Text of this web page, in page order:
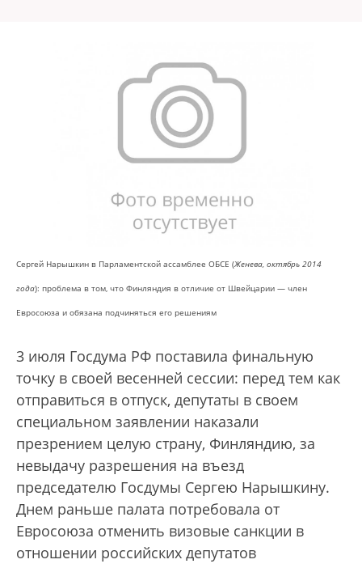
Сергей Нарышкин в Парламентской ассамблее ОБСЕ (Женева, октябрь 2014
года): проблема в том, что Финляндия в отличие от Швейцарии — член
Евросоюза и обязана подчиняться его решениям
3 июля Госдума РФ поставила финальную
точку в своей весенней сессии: перед тем как
отправиться в отпуск, депутаты в своем
специальном заявлении наказали
презрением целую страну, Финляндию, за
невыдачу разрешения на въезд
председателю Госдумы Сергею Нарышкину.
Днем раньше палата потребовала от
Евросоюза отменить визовые санкции в
отношении российских депутатов